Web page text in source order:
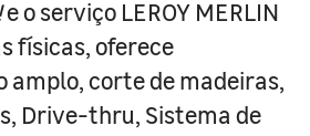
e o serviço LEROY MERLIN
físicas, oferece
corte de madeiras,
Drive-thru, Sistema de